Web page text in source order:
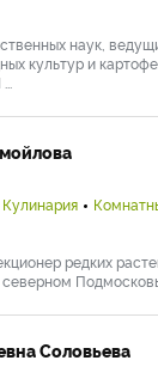
наук,
культур и
Кулинария
редких
Соловьева